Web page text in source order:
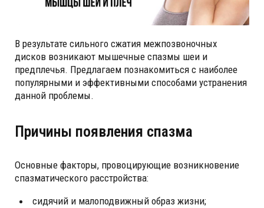
В результате сильного сжатия межпозвоночных
дисков возникают мышечные спазмы шеи и
предплечья. Предлагаем познакомиться с наиболее
популярными и эффективными способами устранения
данной проблемы.
Причины появления спазма
Основные факторы, провоцирующие возникновение
спазматического расстройства:
сидячий и малоподвижный образ жизни;